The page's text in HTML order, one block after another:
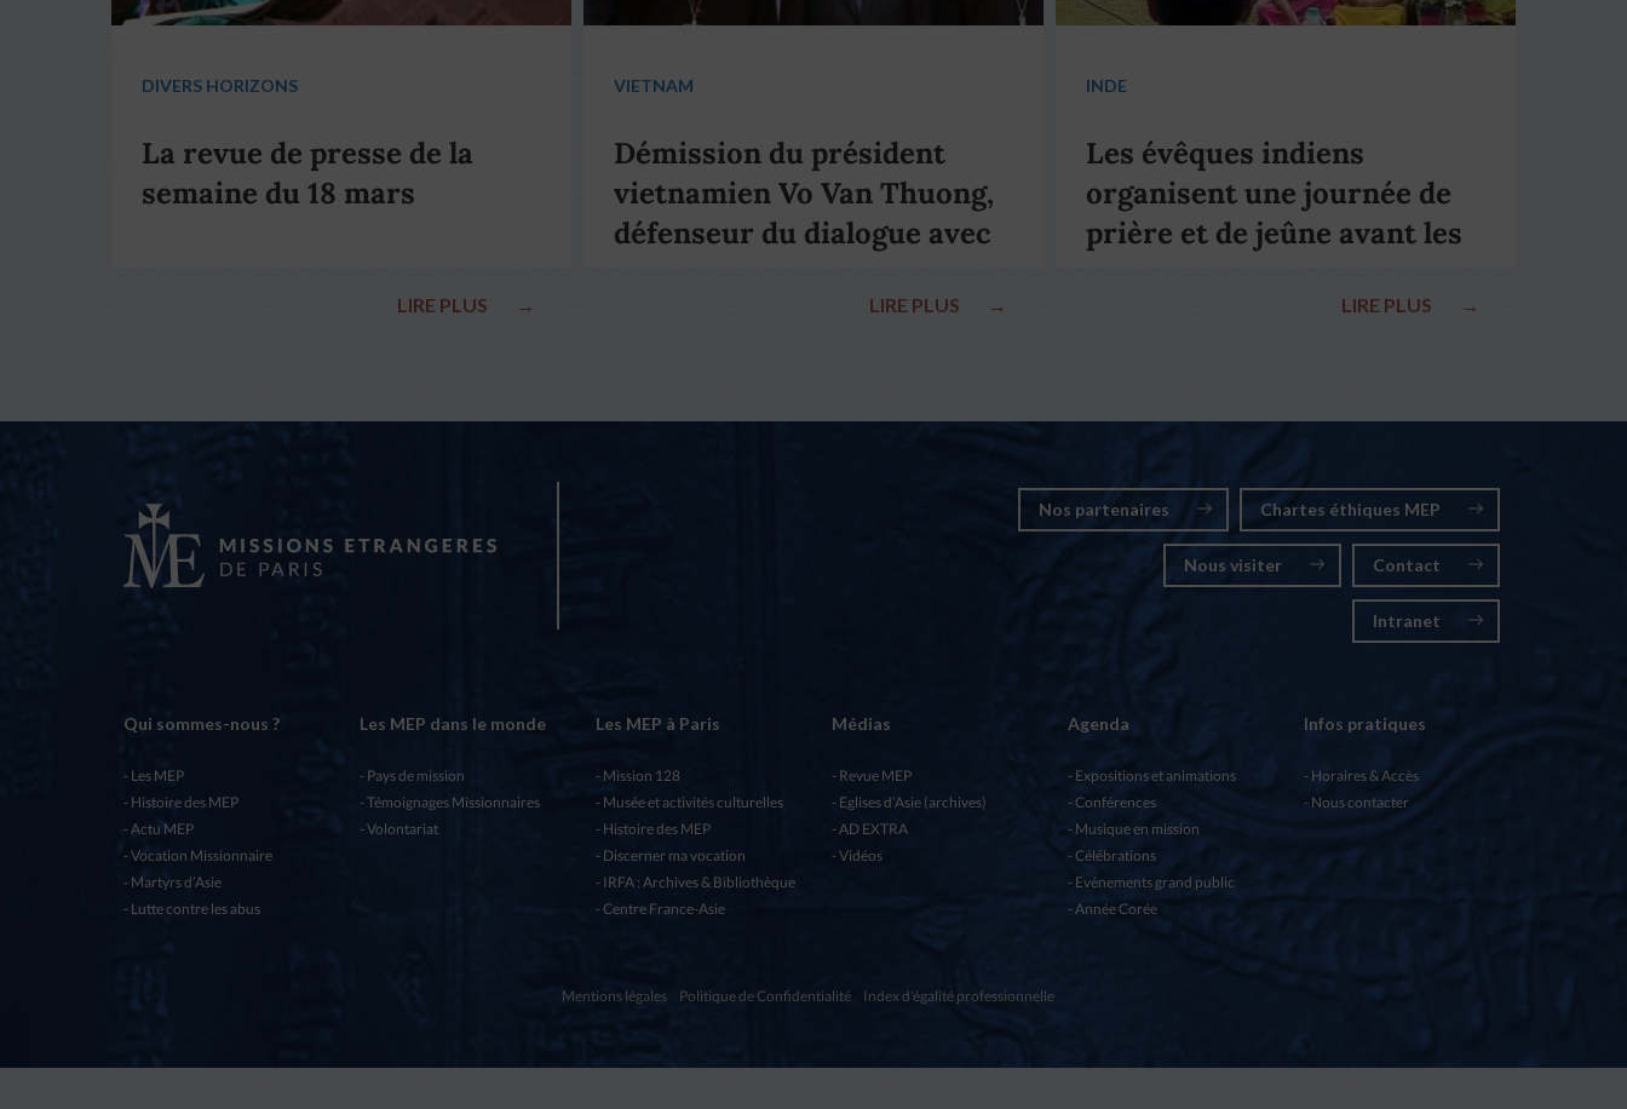
DIVERS HORIZONS
La revue de presse de la
semaine du 18 mars
LIRE PLUS →
VIETNAM
Démission du président
vietnamien Vo Van Thuong,
défenseur du dialogue avec
LIRE PLUS →
INDE
Les évêques indiens
organisent une journée de
prière et de jeûne avant les
LIRE PLUS →
Nos partenaires Chartes éthiques MEP
Nous visiter Contact
Intranet
Qui sommes-nous ?
Les MEP
Histoire des MEP
Actu MEP
Vocation Missionnaire
Martyrs d’Asie
Lutte contre les abus
Les MEP dans le monde
Pays de mission
Témoignages Missionnaires
Volontariat
Les MEP à Paris
Mission 128
Musée et activités culturelles
Histoire des MEP
Discerner ma vocation
IRFA : Archives & Bibliothèque
Centre France-Asie
Médias
Revue MEP
Eglises d’Asie (archives)
AD EXTRA
Vidéos
Agenda
Expositions et animations
Conférences
Musique en mission
Célébrations
Evénements grand public
Année Corée
Infos pratiques
Horaires & Accès
Nous contacter
Mentions légales Politique de Confidentialité Index d'égalité professionnelle